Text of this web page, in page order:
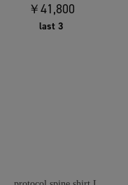
￥41,800
last 3